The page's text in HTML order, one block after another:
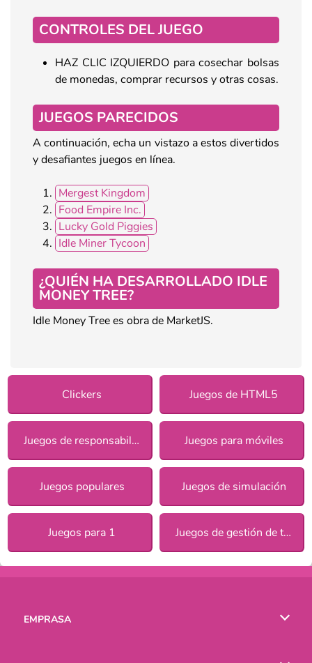
CONTROLES DEL JUEGO
HAZ CLIC IZQUIERDO para cosechar bolsas
de monedas, comprar recursos y otras cosas.
JUEGOS PARECIDOS
A continuación, echa un vistazo a estos divertidos
y desafiantes juegos en línea.
Mergest Kingdom
Food Empire Inc.
Lucky Gold Piggies
Idle Miner Tycoon
¿QUIÉN HA DESARROLLADO IDLE
MONEY TREE?
Idle Money Tree es obra de MarketJS.
Clickers Juegos de HTML5
Juegos de responsabilidad para chicas Juegos para móviles
Juegos populares Juegos de simulación
Juegos para 1 Juegos de gestión de tiempo
EMPRASA